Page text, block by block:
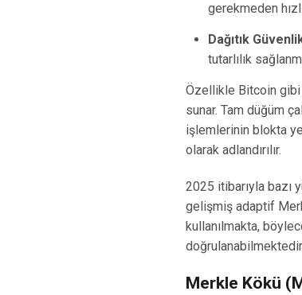
gerekmeden
Dağıtık
tutarlılık
Özellikle Bitcoin gibi
sunar. Tam düğüm
işlemlerinin blokta
olarak adlandırılır.
2025 itibarıyla bazı
gelişmiş adaptif
kullanılmakta,
Merkle Kökü